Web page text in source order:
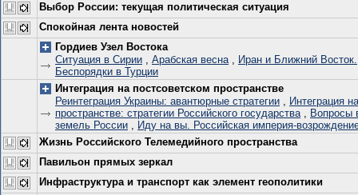
Выбор России: текущая политическая ситуация
Спокойная лента новостей
Гордиев Узел Востока
Ситуация в Сирии , Арабская весна, Иран и Ближний Восток.
Беспорядки в Турции
Интеграция на постсоветском пространстве
Реинтеграция Украины: авантюрные стратегии , Интеграция
пространстве: стратегии Российского государства, Вопросы
земель России , Иду на вы. Российская империя-
Жизнь Российского Телемедийного пространства
Павильон прямых зеркал
Инфраструктура и транспорт как элемент геополитики